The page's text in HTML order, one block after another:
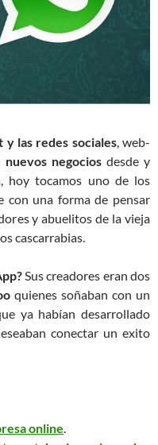
y las redes sociales, web-
nuevos negociosdesde y
hoy tocamos uno de los
con una forma de pensar
y abuelitos de la vieja
cascarrabias.
Sus creadores eran dos
quienes soñaban con un
ya habían desarrollado
conectar un exito
online